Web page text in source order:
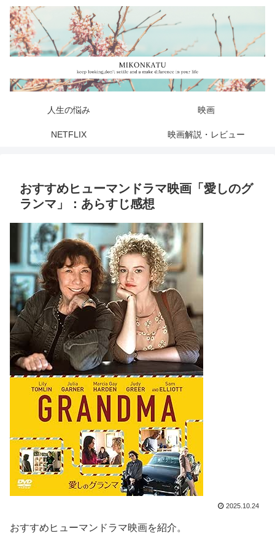
人生の悩み 映画
NETFLIX 映画解説・レビュー
おすすめヒューマンドラマ映画「愛しのグ
ランマ」：あらすじ感想
2025.10.24
おすすめヒューマンドラマ映画を紹介。